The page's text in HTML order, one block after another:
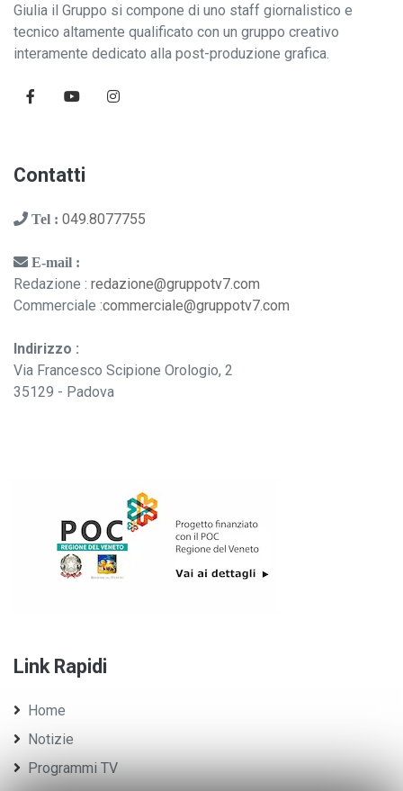
Giulia il Gruppo si compone di uno staff giornalistico e
tecnico altamente qualificato con un gruppo creativo
interamente dedicato alla post-produzione grafica.
Contatti
Tel : 049.8077755
E-mail :
Redazione : redazione@gruppotv7.com
Commerciale :commerciale@gruppotv7.com
Indirizzo :
Via Francesco Scipione Orologio, 2
35129 - Padova
Link Rapidi
Home
Notizie
Programmi TV